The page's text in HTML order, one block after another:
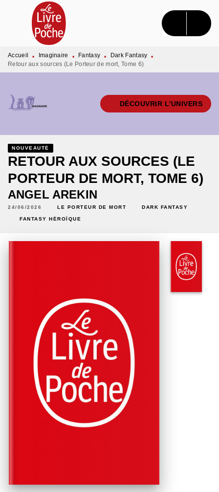
MENU RECHERCHE CONTENU
PIED DE PAGE
Accueil • Imaginaire • Fantasy • Dark Fantasy
•
Retour aux sources (Le Porteur de mort, Tome 6)
DÉCOUVRIR L'UNIVERS
NOUVEAUTÉ
RETOUR AUX SOURCES (LE
PORTEUR DE MORT, TOME 6)
ANGEL AREKIN
24/06/2026 LE PORTEUR DE MORT DARK FANTASY
FANTASY HÉROÏQUE